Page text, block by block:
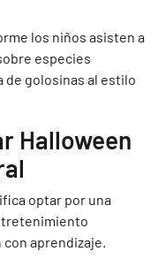
los niños asisten a
especies
de golosinas al estilo
Halloween
optar por una
aprendizaje.